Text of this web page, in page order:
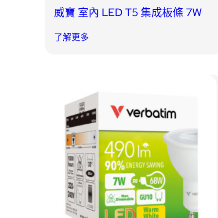
威寶 室內 LED T5 集成板條 7W
了解更多